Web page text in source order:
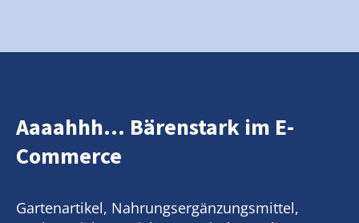
Aaaahhh... Bärenstark im E-
Commerce
Gartenartikel, Nahrungsergänzungsmittel,